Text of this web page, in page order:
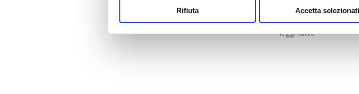
Rifiuta Accetta selezionati
06/2022 – VOUCHER DIRIGENTI
leggi tutto